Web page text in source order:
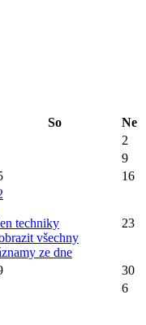
So
Ne
2
9
16
techniky
všechny
ze dne
23
30
6